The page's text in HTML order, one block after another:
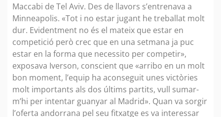
Maccabi de Tel Aviv. Des de llavors s’entrenava a
Minneapolis. «Tot i no estar jugant he treballat molt
dur. Evidentment no és el mateix que estar en
competició però crec que en una setmana ja puc
estar en la forma que necessito per competir»,
exposava Iverson, conscient que «arribo en un molt
bon moment, l’equip ha aconseguit unes victòries
molt importants als dos últims partits, vull sumar-
m’hi per intentar guanyar al Madrid». Quan va sorgir
l’oferta andorrana pel seu fitxatge es va interessar